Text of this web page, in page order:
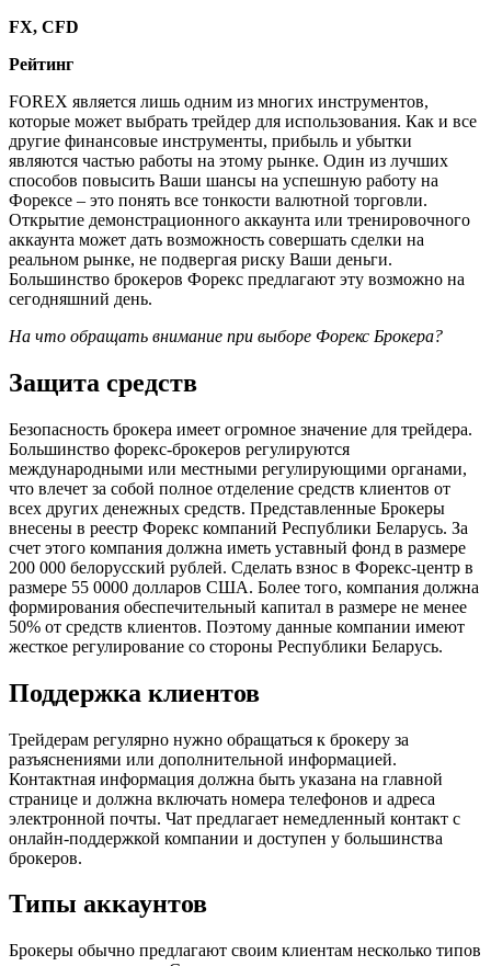
FX, CFD
Рейтинг
FOREX является лишь одним из многих инструментов,
которые может выбрать трейдер для использования. Как и все
другие финансовые инструменты, прибыль и убытки
являются частью работы на этому рынке. Один из лучших
способов повысить Ваши шансы на успешную работу на
Форексе – это понять все тонкости валютной торговли.
Открытие демонстрационного аккаунта или тренировочного
аккаунта может дать возможность совершать сделки на
реальном рынке, не подвергая риску Ваши деньги.
Большинство брокеров Форекс предлагают эту возможно на
сегодняшний день.
На что обращать внимание при выборе Форекс Брокера?
Защита средств
Безопасность брокера имеет огромное значение для трейдера.
Большинство форекс-брокеров регулируются
международными или местными регулирующими органами,
что влечет за собой полное отделение средств клиентов от
всех других денежных средств. Представленные Брокеры
внесены в реестр Форекс компаний Республики Беларусь. За
счет этого компания должна иметь уставный фонд в размере
200 000 белорусский рублей. Сделать взнос в Форекс-центр в
размере 55 0000 долларов США. Более того, компания должна
формирования обеспечительный капитал в размере не менее
50% от средств клиентов. Поэтому данные компании имеют
жесткое регулирование со стороны Республики Беларусь.
Поддержка клиентов
Трейдерам регулярно нужно обращаться к брокеру за
разъяснениями или дополнительной информацией.
Контактная информация должна быть указана на главной
странице и должна включать номера телефонов и адреса
электронной почты. Чат предлагает немедленный контакт с
онлайн-поддержкой компании и доступен у большинства
брокеров.
Типы аккаунтов
Брокеры обычно предлагают своим клиентам несколько типов